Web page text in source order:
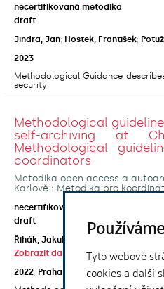
Tyto webové
cookies a další
necertifikovaná metodika
draft
Jindra, Jan; Hostek, František;
2023
Methodological Guidance
security
Methodological
self-archiving at
Methodological
coordinators
Metodika open access a
Karlově : Metodika pro
necertifikovaná metodika
draft
Řihák, Jakub
Zobrazit další autory
2022 Praha
Univerzita Karlova,